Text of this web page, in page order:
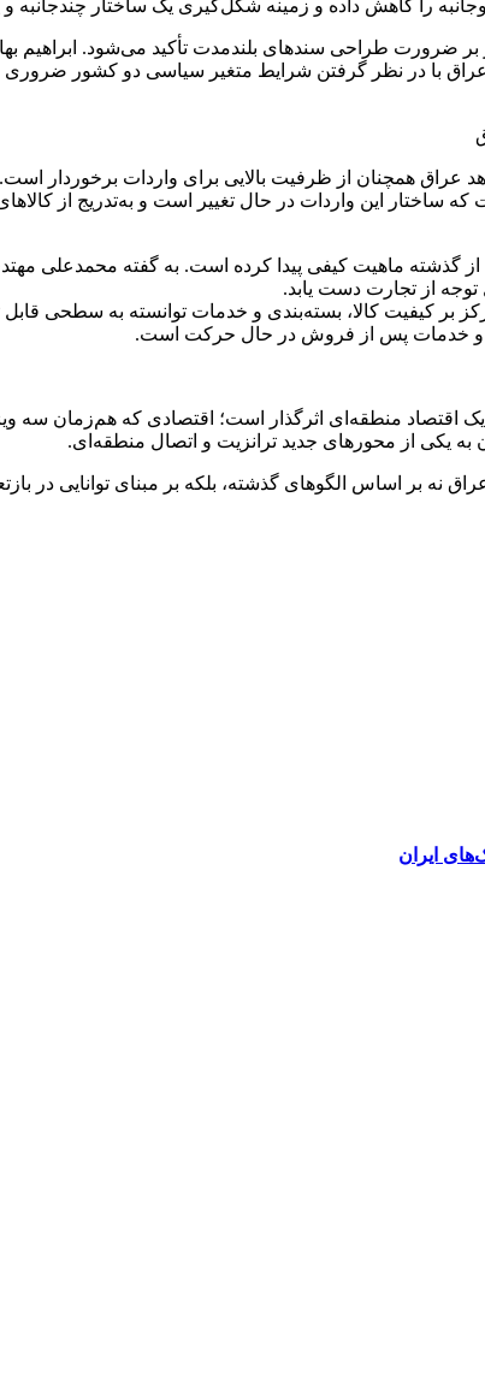
را کاهش داده و زمینه شکل‌گیری یک ساختار چندجانبه و
طراحی سندهای بلندمدت تأکید می‌شود. ابراهیم
عراق با در نظر گرفتن شرایط متغیر سیاسی دو کشور
عراق همچنان از ظرفیت بالایی برای واردات برخوردار
که ساختار این واردات در حال تغییر است و به‌تدریج
گذشته ماهیت کیفی پیدا کرده است. به گفته محمدعلی
از تجارت دست یابد.
بر کیفیت کالا، بسته‌بندی و خدمات توانسته به سطحی
و خدمات پس از فروش در حال حرکت است.
اقتصاد منطقه‌ای اثرگذار است؛ اقتصادی که هم‌زمان سه
یکی از محورهای جدید ترانزیت و اتصال منطقه‌ای.
نه بر اساس الگوهای گذشته، بلکه بر مبنای توانایی
ایران